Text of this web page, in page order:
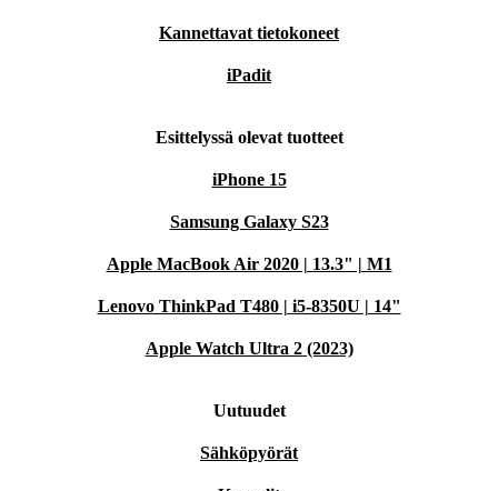
Kannettavat tietokoneet
iPadit
Esittelyssä olevat tuotteet
iPhone 15
Samsung Galaxy S23
Apple MacBook Air 2020 | 13.3" | M1
Lenovo ThinkPad T480 | i5-8350U | 14"
Apple Watch Ultra 2 (2023)
Uutuudet
Sähköpyörät